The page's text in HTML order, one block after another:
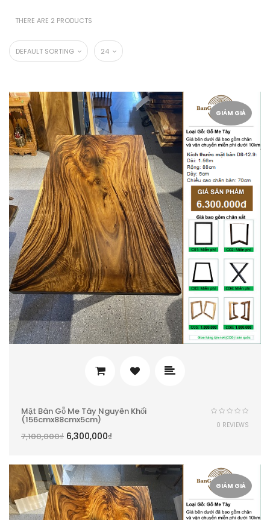
THERE ARE 2 PRODUCTS
DEFAULT SORTING 24
GIẢM GIÁ
Mặt Bàn Gỗ Me Tây Nguyên Khối
(156cmx88cmx5cm)
7,100,000₫ 6,300,000₫
0 REVIEWS
GIẢM GIÁ